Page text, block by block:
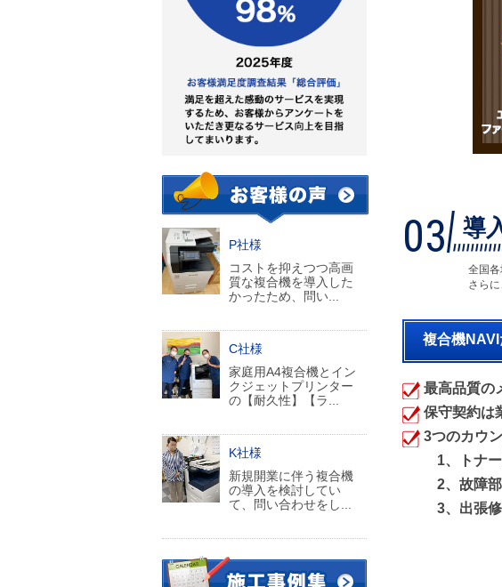
03 導
全国
さら
複合機
最高品質の
保守契約は
3つのカウ
1、トナ
2、故障
3、出張
P社様
コストを抑えつつ高画
質な複合機を導入した
かったため、問い...
C社様
家庭用A4複合機とイン
クジェットプリンター
の【耐久性】【ラ...
K社様
新規開業に伴う複合機
の導入を検討してい
て、問い合わせをし...